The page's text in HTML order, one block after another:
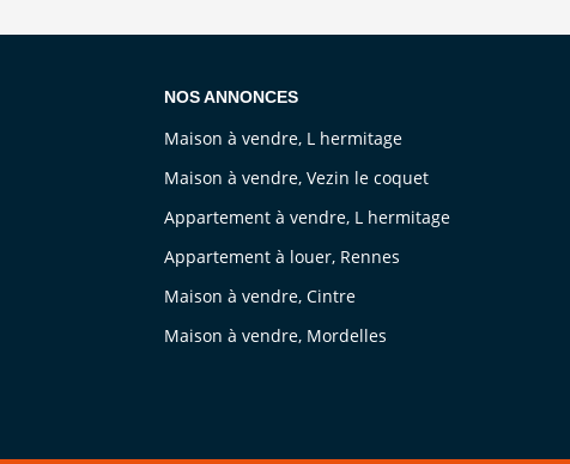
NOS ANNONCES
Maison à vendre, L hermitage
Maison à vendre, Vezin le coquet
Appartement à vendre, L hermitage
Appartement à louer, Rennes
Maison à vendre, Cintre
Maison à vendre, Mordelles